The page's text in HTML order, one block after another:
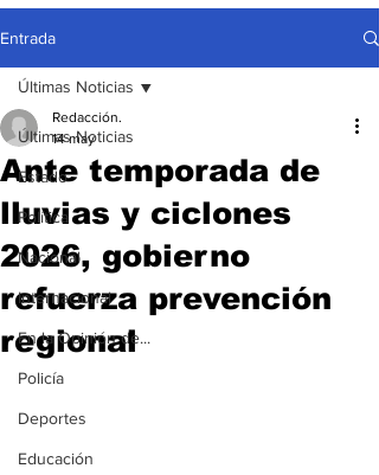
Entrada
Últimas Noticias
Estado
Política
Nacional
Internacional
En la Opinión de...
Policía
Deportes
Educación
Últimas Noticias
Ante temporada de
lluvias y ciclones
2026, gobierno
refuerza prevención
regional
Redacción.
14 may